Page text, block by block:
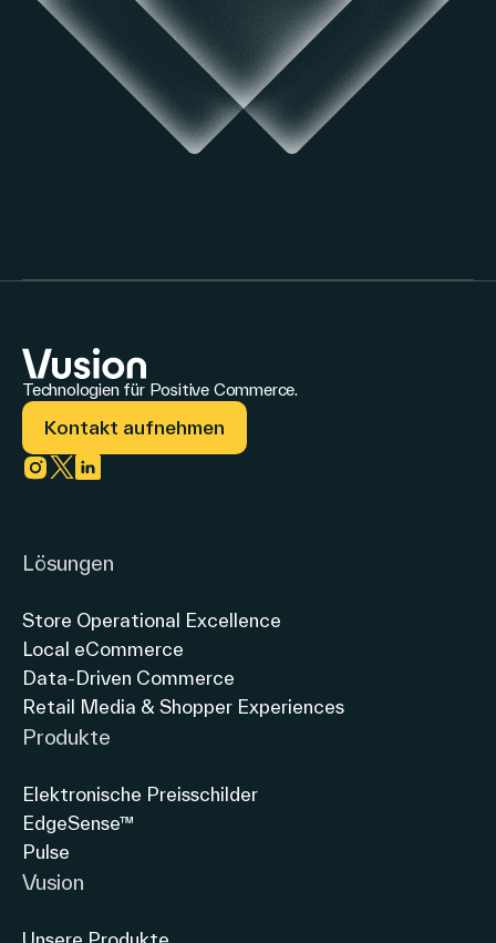
Technologien für Positive Commerce.
Kontakt aufnehmen
Lösungen
Store Operational Excellence
Local eCommerce
Data-Driven Commerce
Retail Media & Shopper Experiences
Produkte
Elektronische Preisschilder
EdgeSense™
Pulse
Vusion